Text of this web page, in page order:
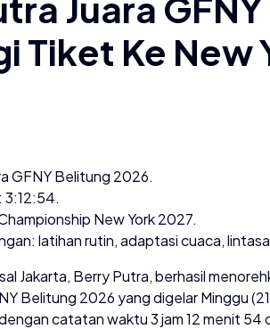
Tiket Ke New
GFNY Belitung 2026.
New York 2027.
latihan rutin, adaptasi cuaca,
Jakarta, Berry Putra, berhasil
Belitung 2026 yang digelar Minggu
catatan waktu 3 jam 12 menit